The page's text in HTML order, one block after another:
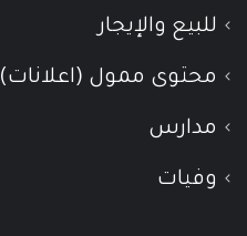
للبيع والإيجار
محتوى ممول (اعلانات)
مدارس
وفيات